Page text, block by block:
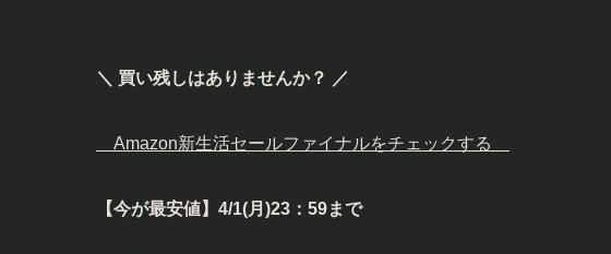
＼ 買い残しはありませんか？ ／
Amazon新生活セールファイナルをチェックする
【今が最安値】4/1(月)23：59まで